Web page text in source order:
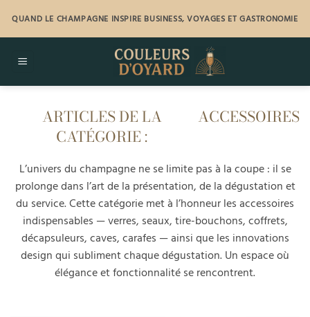
contenu
QUAND LE CHAMPAGNE INSPIRE BUSINESS, VOYAGES ET GASTRONOMIE
ACCESSOIRES
L’univers du champagne ne se limite pas à la coupe : il se
prolonge dans l’art de la présentation, de la dégustation et
du service. Cette catégorie met à l’honneur les accessoires
indispensables — verres, seaux, tire-bouchons, coffrets,
décapsuleurs, caves, carafes — ainsi que les innovations
design qui subliment chaque dégustation. Un espace où
élégance et fonctionnalité se rencontrent.